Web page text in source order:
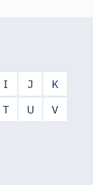
I J
K
T U
V